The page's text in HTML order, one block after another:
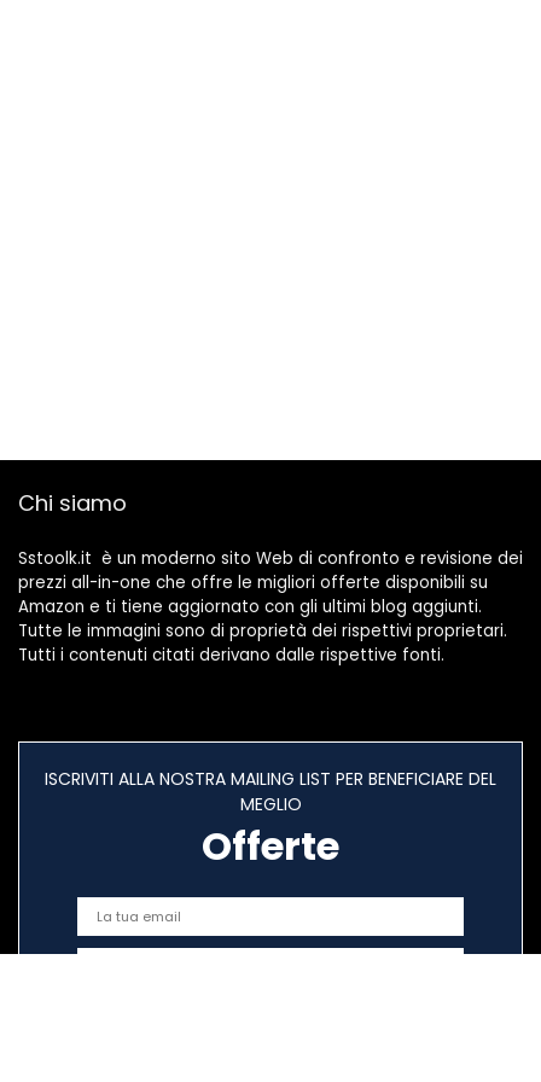
Chi siamo
Sstoolk.it è un moderno sito Web di confronto e revisione dei
prezzi all-in-one che offre le migliori offerte disponibili su
Amazon e ti tiene aggiornato con gli ultimi blog aggiunti.
Tutte le immagini sono di proprietà dei rispettivi proprietari.
Tutti i contenuti citati derivano dalle rispettive fonti.
ISCRIVITI ALLA NOSTRA MAILING LIST PER BENEFICIARE DEL
MEGLIO
Offerte